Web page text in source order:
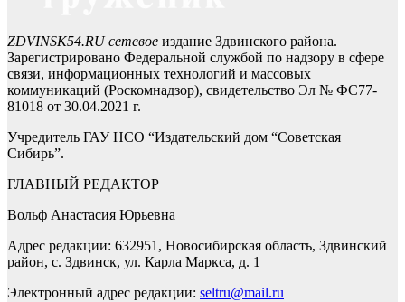
ZDVINSK54.RU сетевое издание Здвинского района.
Зарегистрировано Федеральной службой по надзору в сфере
связи, информационных технологий и массовых
коммуникаций (Роскомнадзор), свидетельство Эл № ФС77-
81018 от 30.04.2021 г.
Учредитель ГАУ НСО “Издательский дом “Советская
Сибирь”.
ГЛАВНЫЙ РЕДАКТОР
Вольф Анастасия Юрьевна
Адрес редакции: 632951, Новосибирская область, Здвинский
район, с. Здвинск, ул. Карла Маркса, д. 1
Электронный адрес редакции: seltru@mail.ru